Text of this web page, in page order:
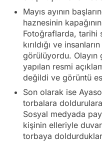
Mayıs ayının
haznesinin kapağının
Fotoğraflarda, tarihi
kırıldığı ve
görülüyordu. Olayın
yapılan resmi
değildi ve görüntü
Son olarak ise
torbalara
Sosyal medyada
kişinin elleriyle
torbaya